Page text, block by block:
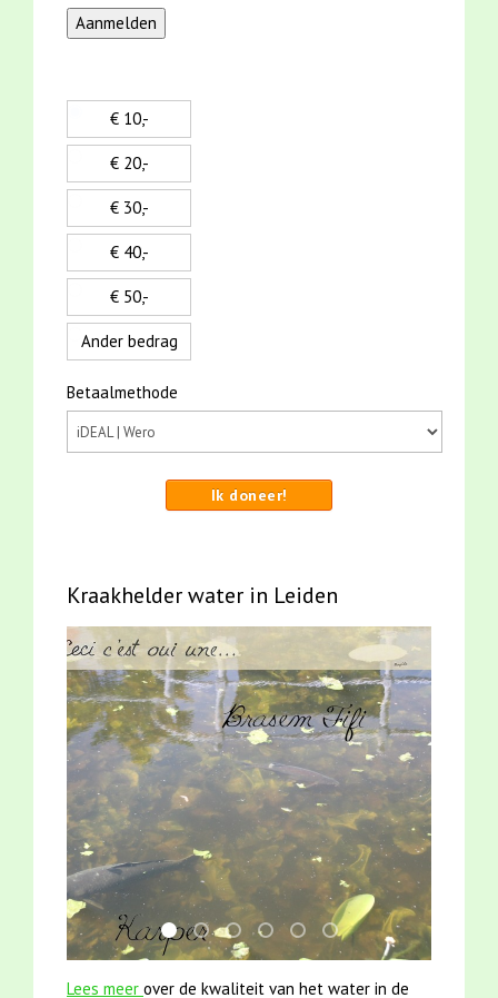
€ 10,-
€ 20,-
€ 30,-
€ 40,-
€ 50,-
Ander bedrag
Betaalmethode
Ik doneer!
Kraakhelder water in Leiden
smoelenboek fifi en karper nieuwsbrief-
mei2021 watervogelmethode fuut met
jun2021 zaklv 5 snoekje MOOI
karper met kattenklimtouw
jun2021 28 brasem en
mei2021 1 snoekje
Lees meer over de kwaliteit van het water in de